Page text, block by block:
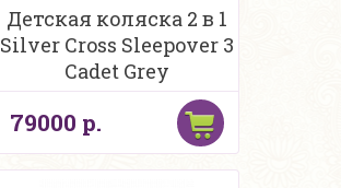
Детская коляска 2 в 1
Silver Cross Sleepover 3
Cadet Grey
79000 р.